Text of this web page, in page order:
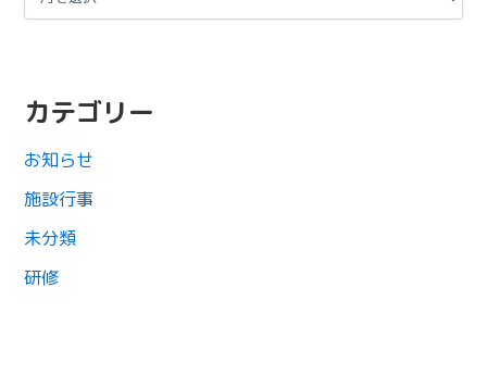
カテゴリー
お知らせ
施設行事
未分類
研修